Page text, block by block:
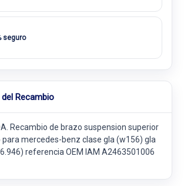
seguro
Recambio
Recambio de brazo suspension superior
mercedes-benz clase gla (w156) gla
referencia OEM IAM A2463501006